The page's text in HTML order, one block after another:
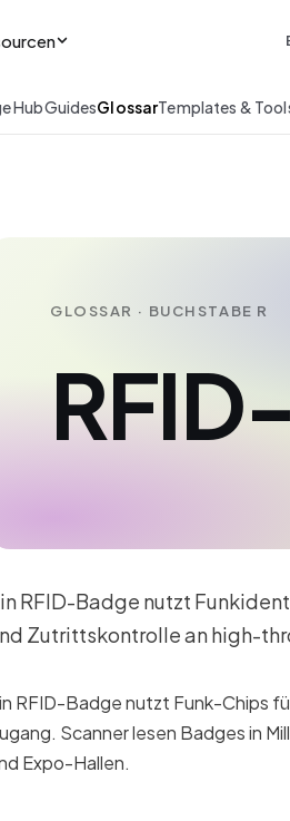
HubGuidesGlossarTemplates &
GLOSSAR · BUCHSTABE R
RFID-Badge nutzt
Zutrittskontrolle an high-
RFID-Badge nutzt Funk-Chips
Scanner lesen Badges in
Expo-Hallen.